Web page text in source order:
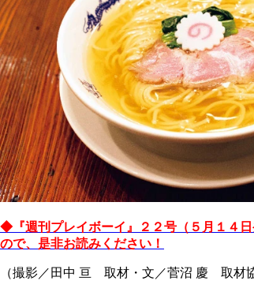
◆『週刊プレイボーイ』２２号（５月１４
ので、是非お読みください！
（撮影／田中 亘 取材・文／菅沼 慶 取材